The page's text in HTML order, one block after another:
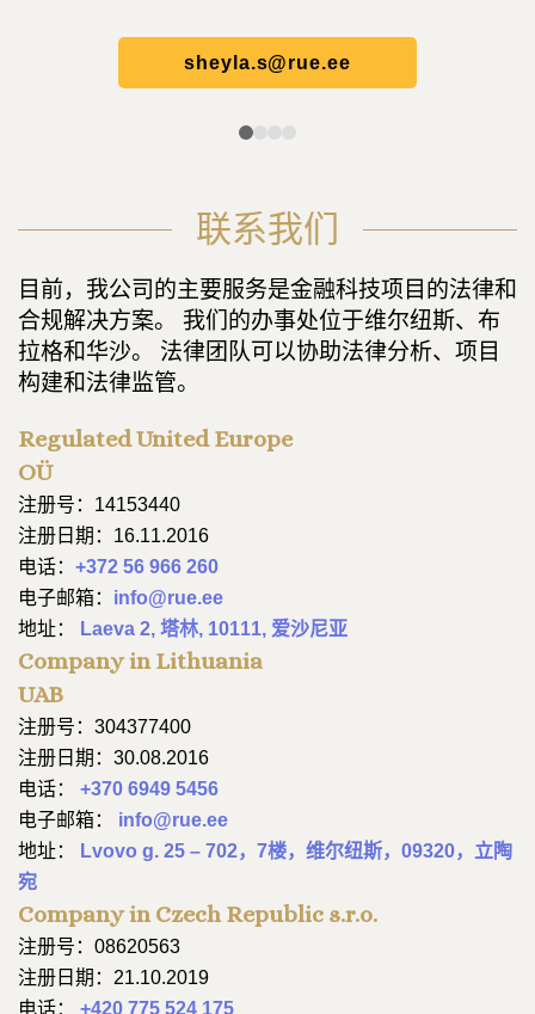
sheyla.s@rue.ee
联系我们
目前，我公司的主要服务是金融科技项目的法律和
合规解决方案。 我们的办事处位于维尔纽斯、布
拉格和华沙。 法律团队可以协助法律分析、项目
构建和法律监管。
Regulated United Europe
OÜ
注册号：14153440
注册日期：16.11.2016
电话： +372 56 966 260
电子邮箱： info@rue.ee
地址：
Laeva 2, 塔林, 10111, 爱沙尼亚
Company in Lithuania
UAB
注册号：304377400
注册日期：30.08.2016
电话： +370 6949 5456
电子邮箱： info@rue.ee
地址：
Lvovo g. 25 – 702，7楼，维尔纽斯，09320，立陶
宛
Company in Czech Republic s.r.o.
注册号：08620563
注册日期：21.10.2019
电话： +420 775 524 175